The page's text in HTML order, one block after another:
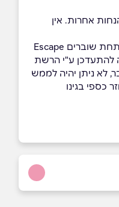
אחרות. אין
*רשימת חדרי בריחה הנכללים תחת שוברים Escape
לא ניתן יהיה לממש
כספי בגינו